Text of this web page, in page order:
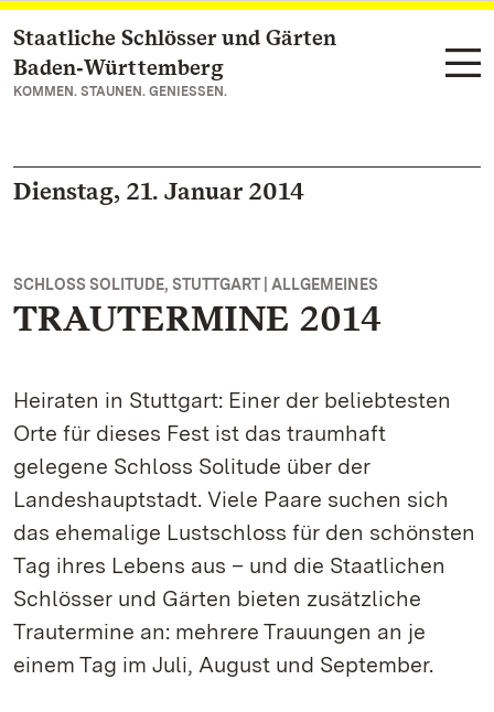
Zum Hauptinhalt springen
Staatliche Schlösser und Gärten
Baden‑Württemberg
KOMMEN. STAUNEN. GENIESSEN.
Dienstag, 21. Januar 2014
SCHLOSS SOLITUDE, STUTTGART | ALLGEMEINES
TRAUTERMINE 2014
Heiraten in Stuttgart: Einer der beliebtesten
Orte für dieses Fest ist das traumhaft
gelegene Schloss Solitude über der
Landeshauptstadt. Viele Paare suchen sich
das ehemalige Lustschloss für den schönsten
Tag ihres Lebens aus – und die Staatlichen
Schlösser und Gärten bieten zusätzliche
Trautermine an: mehrere Trauungen an je
einem Tag im Juli, August und September.